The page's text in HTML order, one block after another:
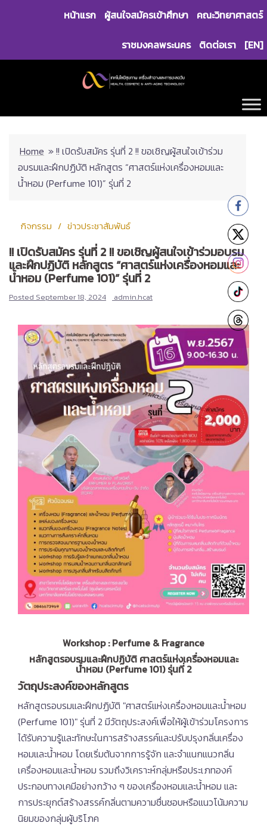
หน้าแรก ผู้สนใจสมัครเข้าศึกษา คณะวิทยาศาสตร์
ราชมงคลพระนคร ติดต่อเรา [EN]
Home »!! เปิดรับสมัคร รุ่นที่ 2 !! ขอเชิญผู้สนใจเข้าร่วม
อบรมและฝึกปฏิบัติ หลักสูตร “ศาสตร์แห่งเครื่องหอมและ
น้ำหอม (Perfume 101)” รุ่นที่ 2
กิจกรรม ข่าวประชาสัมพันธ์
!! เปิดรับสมัคร รุ่นที่ 2 !! ขอเชิญผู้สนใจเข้าร่วมอบรม
และฝึกปฏิบัติ หลักสูตร “ศาสตร์แห่งเครื่องหอมและ
น้ำหอม (Perfume 101)” รุ่นที่ 2
Posted September 18, 2024 admin.hcat
Workshop : Perfume & Fragrance
หลักสูตรอบรมและฝึกปฏิบัติ ศาสตร์แห่งเครื่องหอมและ
น้ำหอม (Perfume 101) รุ่นที่ 2
วัตถุประสงค์ของหลักสูตร
หลักสูตรอบรมและฝึกปฏิบัติ "ศาสตร์แห่งเครื่องหอมและน้ำหอม
(Perfume 101)" รุ่นที่ 2 มีวัตถุประสงค์เพื่อให้ผู้เข้าร่วมโครงการ
ได้รับความรู้และทักษะในการสร้างสรรค์และปรับปรุงกลิ่นเครื่อง
หอมและน้ำหอม โดยเริ่มต้นจากการรู้จัก และจำแนกแนวกลิ่น
เครื่องหอมและน้ำหอม รวมถึงวิเคราะห์กลุ่มหรือประเภทองค์
ประกอบทางเคมีอย่างกว้าง ๆ ของเครื่องหอมและน้ำหอม และ
การประยุกต์สร้างสรรค์กลิ่นตามความชื่นชอบหรือแนวโน้มความ
นิยมของกลุ่มผู้บริโภค